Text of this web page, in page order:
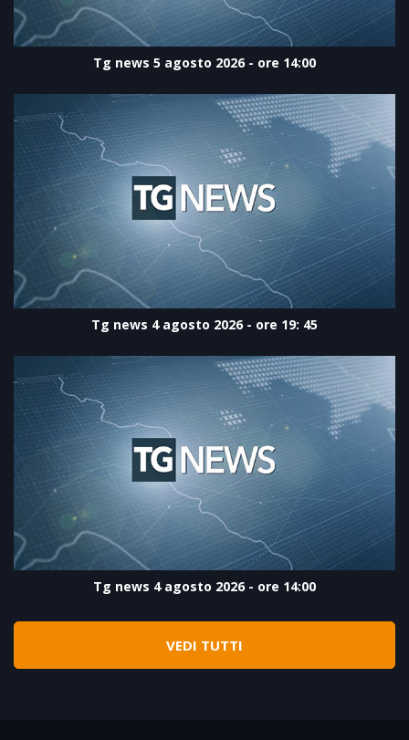
Tg news 5 agosto 2026 - ore 14:00
Tg news 4 agosto 2026 - ore 19: 45
Tg news 4 agosto 2026 - ore 14:00
VEDI TUTTI